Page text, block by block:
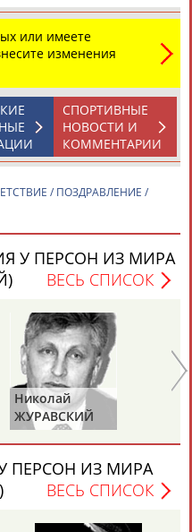
НАШИ КНОПКИ РЕКЛАМА
деятельностиinform@infosport.ru
или имеете
изменения
СПОРТИВНЫЕ
НОВОСТИ И
КОММЕНТАРИИ
/ ПОЗДРАВЛЕНИЕ /
У ПЕРСОН ИЗ МИРА
ВЕСЬ СПИСОК
Николай
ЖУРАВСКИЙ
ПЕРСОН ИЗ МИРА
ВЕСЬ СПИСОК